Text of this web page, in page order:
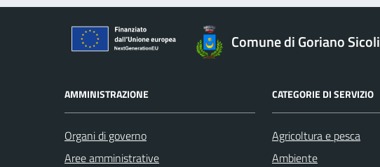
Comune di Goriano Sicoli
AMMINISTRAZIONE
Organi di governo
Aree amministrative
CATEGORIE DI SERVIZIO
Agricoltura e pesca
Ambiente